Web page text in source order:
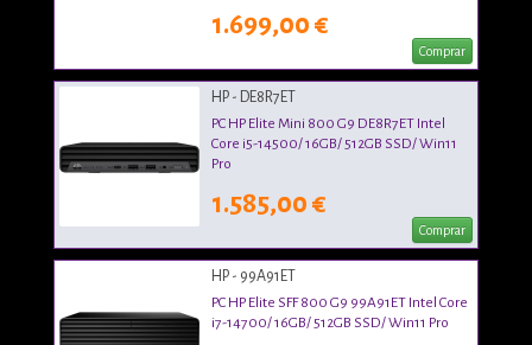
1.699,00 €
Comprar
HP - DE8R7ET
PC HP Elite Mini 800 G9 DE8R7ET Intel
Core i5-14500/ 16GB/ 512GB SSD/ Win11
Pro
1.585,00 €
Comprar
HP - 99A91ET
PC HP Elite SFF 800 G9 99A91ET Intel Core
i7-14700/ 16GB/ 512GB SSD/ Win11 Pro